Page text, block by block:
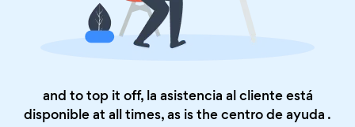
and to top it off, la asistencia al cliente está
disponible at all times, as is thecentro de ayuda .